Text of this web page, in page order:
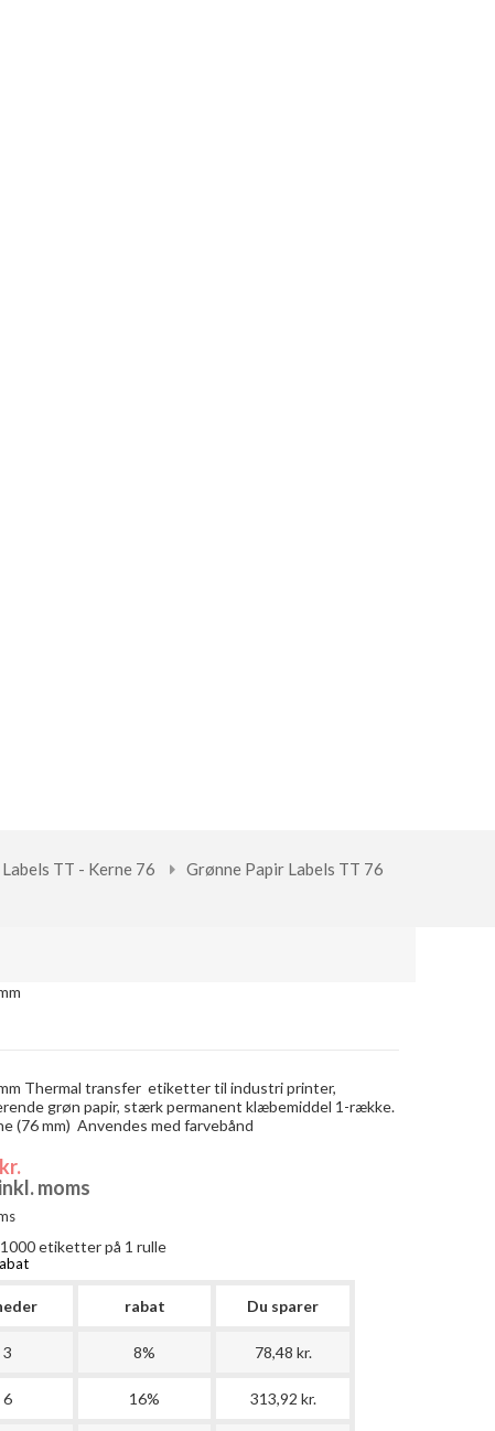
TT - Kerne 76
Grønne Papir Labels TT 76
Thermal transfer etiketter til industri printer,
grøn papir, stærk permanent klæbemiddel 1-række.
(76 mm) Anvendes med farvebånd
moms
1000etiketter på 1 rulle
rabat Du sparer
3 8% 78,48 kr.
6 16% 313,92 kr.